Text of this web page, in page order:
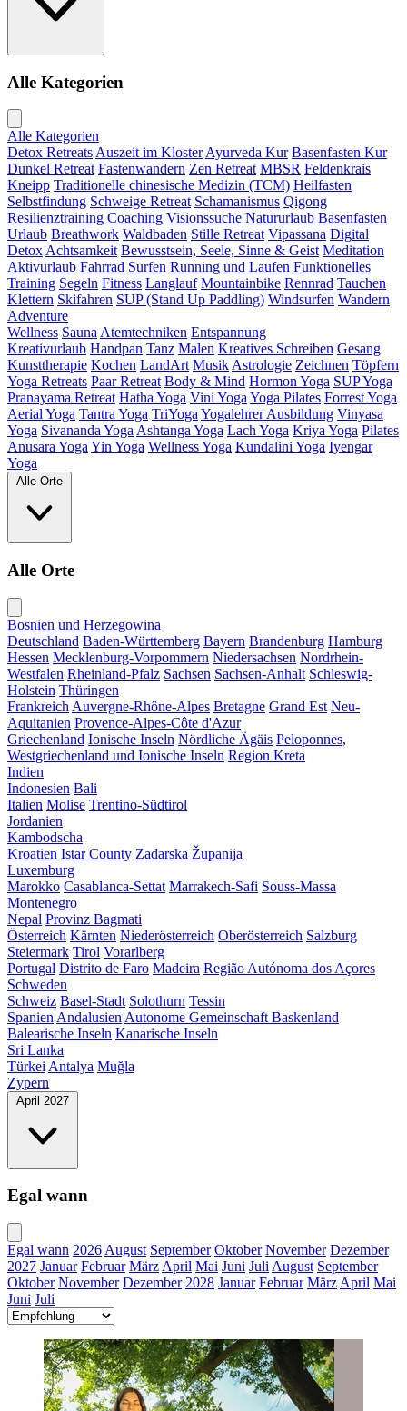
Alle Kategorien
Alle Kategorien
Detox Retreats Auszeit im Kloster Ayurveda Kur Basenfasten Kur
Dunkel Retreat Fastenwandern Zen Retreat MBSR Feldenkrais
Kneipp Traditionelle chinesische Medizin (TCM) Heilfasten
Selbstfindung Schweige Retreat Schamanismus Qigong
Resilienztraining Coaching Visionssuche Natururlaub Basenfasten
Urlaub Breathwork Waldbaden Stille Retreat Vipassana Digital
Detox Achtsamkeit Bewusstsein, Seele, Sinne & Geist Meditation
Aktivurlaub Fahrrad Surfen Running und Laufen Funktionelles
Training Segeln Fitness Langlauf Mountainbike Rennrad Tauchen
Klettern Skifahren SUP (Stand Up Paddling) Windsurfen Wandern
Adventure
Wellness Sauna Atemtechniken Entspannung
Kreativurlaub Handpan Tanz Malen Kreatives Schreiben Gesang
Kunsttherapie Kochen LandArt Musik Astrologie Zeichnen Töpfern
Yoga Retreats Paar Retreat Body & Mind Hormon Yoga SUP Yoga
Pranayama Retreat Hatha Yoga Vini Yoga Yoga Pilates Forrest Yoga
Aerial Yoga Tantra Yoga TriYoga Yogalehrer Ausbildung Vinyasa
Yoga Sivananda Yoga Ashtanga Yoga Lach Yoga Kriya Yoga Pilates
Anusara Yoga Yin Yoga Wellness Yoga Kundalini Yoga Iyengar
Yoga
Alle Orte
Alle Orte
Bosnien und Herzegowina
Deutschland Baden-Württemberg Bayern Brandenburg Hamburg
Hessen Mecklenburg-Vorpommern Niedersachsen Nordrhein-
Westfalen Rheinland-Pfalz Sachsen Sachsen-Anhalt Schleswig-
Holstein Thüringen
Frankreich Auvergne-Rhône-Alpes Bretagne Grand Est Neu-
Aquitanien Provence-Alpes-Côte d'Azur
Griechenland Ionische Inseln Nördliche Ägäis Peloponnes,
Westgriechenland und Ionische Inseln Region Kreta
Indien
Indonesien Bali
Italien Molise Trentino-Südtirol
Jordanien
Kambodscha
Kroatien Istar County Zadarska Županija
Luxemburg
Marokko Casablanca-Settat Marrakech-Safi Souss-Massa
Montenegro
Nepal Provinz Bagmati
Österreich Kärnten Niederösterreich Oberösterreich Salzburg
Steiermark Tirol Vorarlberg
Portugal Distrito de Faro Madeira Região Autónoma dos Açores
Schweden
Schweiz Basel-Stadt Solothurn Tessin
Spanien Andalusien Autonome Gemeinschaft Baskenland
Balearische Inseln Kanarische Inseln
Sri Lanka
Türkei Antalya Muğla
Zypern
April 2027
Egal wann
Egal wann 2026 August September Oktober November Dezember
2027 Januar Februar März April Mai Juni Juli August September
Oktober November Dezember 2028 Januar Februar März April Mai
Juni Juli